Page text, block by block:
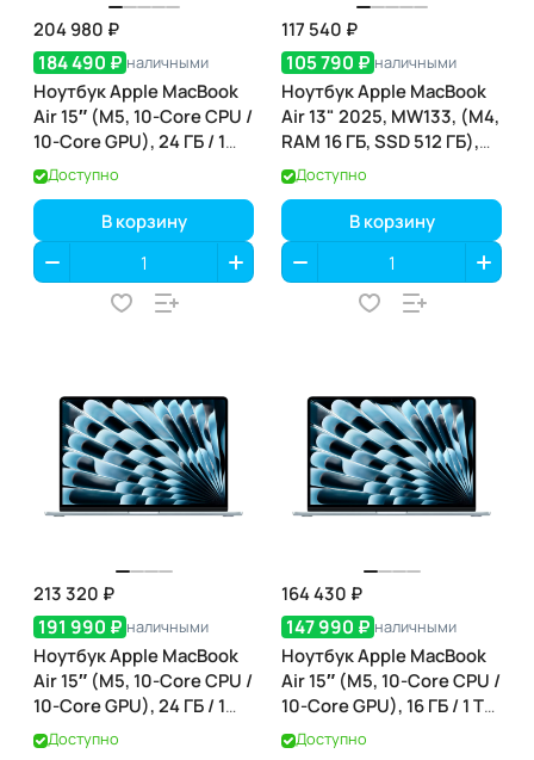
204 980 ₽
184 490 ₽ наличными
Ноутбук Apple MacBook
Air 15″ (M5, 10-Core CPU /
10-Core GPU), 24 ГБ / 1
ТБ, Starlight (сияющая
звезда) (MDVF4)
Доступно
В корзину
117 540 ₽
105 790 ₽ наличными
Ноутбук Apple MacBook
Air 13" 2025, MW133, (M4,
RAM 16 ГБ, SSD 512 ГБ),
Тёмная ночь
Доступно
В корзину
213 320 ₽
191 990 ₽ наличными
Ноутбук Apple MacBook
Air 15″ (M5, 10-Core CPU /
10-Core GPU), 24 ГБ / 1
ТБ, Sky Blue (небесно-
голубой) (MDVU4)
Доступно
164 430 ₽
147 990 ₽ наличными
Ноутбук Apple MacBook
Air 15″ (M5, 10-Core CPU /
10-Core GPU), 16 ГБ / 1 ТБ,
Sky Blue (небесно-
голубой) (MDVT4)
Доступно